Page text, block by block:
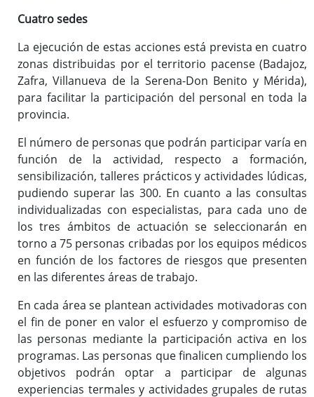
Cuatro sedes
La ejecución de estas acciones está prevista en cuatro
zonas distribuidas por el territorio pacense (Badajoz,
Zafra, Villanueva de la Serena-Don Benito y Mérida),
para facilitar la participación del personal en toda la
provincia.
El número de personas que podrán participar varía en
función de la actividad, respecto a formación,
sensibilización, talleres prácticos y actividades lúdicas,
pudiendo superar las 300. En cuanto a las consultas
individualizadas con especialistas, para cada uno de
los tres ámbitos de actuación se seleccionarán en
torno a 75 personas cribadas por los equipos médicos
en función de los factores de riesgos que presenten
en las diferentes áreas de trabajo.
En cada área se plantean actividades motivadoras con
el fin de poner en valor el esfuerzo y compromiso de
las personas mediante la participación activa en los
programas. Las personas que finalicen cumpliendo los
objetivos podrán optar a participar de algunas
experiencias termales y actividades grupales de rutas